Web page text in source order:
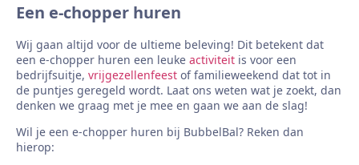
Een e-chopper huren
Wij gaan altijd voor de ultieme beleving! Dit betekent dat
een e-chopper huren een leuke activiteit is voor een
bedrijfsuitje, vrijgezellenfeest of familieweekend dat tot in
de puntjes geregeld wordt. Laat ons weten wat je zoekt, dan
denken we graag met je mee en gaan we aan de slag!
Wil je een e-chopper huren bij BubbelBal? Reken dan
hierop: